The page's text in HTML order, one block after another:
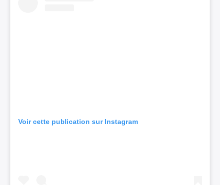
Voir cette publication sur Instagram